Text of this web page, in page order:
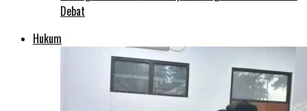
Debat
Hukum